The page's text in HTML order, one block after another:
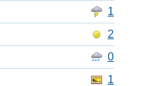
1
2
0
1